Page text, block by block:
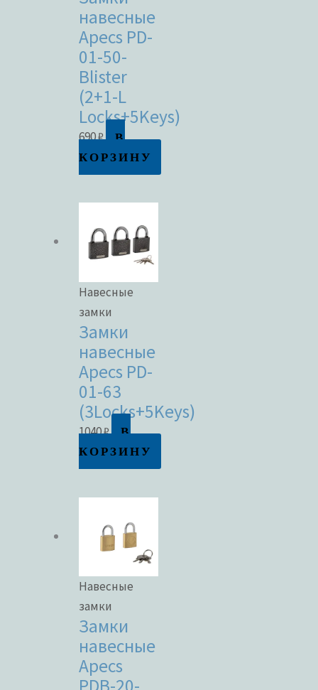
навесные
Apecs PD-
01-50-
Blister
(2+1-L
Locks+5Keys)
690₽
В
КОРЗИНУ
Навесные
замки
Замки
навесные
Apecs PD-
01-63
(3Locks+5Keys)
1040₽
В
КОРЗИНУ
Навесные
замки
Замки
навесные
Apecs